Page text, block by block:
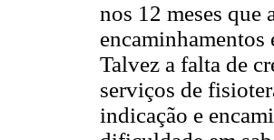
nos 12 meses que
encaminhamentos
Talvez a falta de
serviços de
indicação e